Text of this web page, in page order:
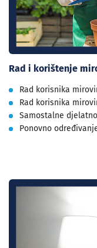
Rad i korištenje
Rad korisnika
Rad korisnika
Samostalne
Ponovno